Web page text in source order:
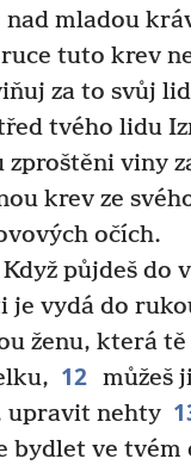
nad mladou
ruce tuto krev
za to svůj
tvého lidu
zproštěni viny
krev ze
očích.
Když půjdeš do
je vydá do
ženu, která
12 můžeš
upravit nehty
bydlet ve